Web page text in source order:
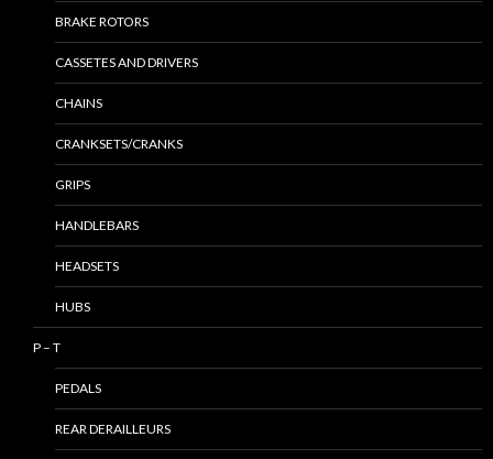
BRAKE ROTORS
CASSETES AND DRIVERS
CHAINS
CRANKSETS/CRANKS
GRIPS
HANDLEBARS
HEADSETS
HUBS
P – T
PEDALS
REAR DERAILLEURS